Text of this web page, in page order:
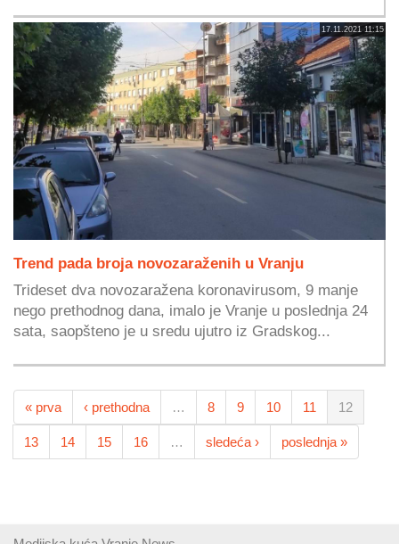
17.11.2021 11:15
Trend pada broja novozaraženih u Vranju
Trideset dva novozaražena koronavirusom, 9 manje
nego prethodnog dana, imalo je Vranje u poslednja 24
sata, saopšteno je u sredu ujutro iz Gradskog...
« prva ‹ prethodna … 8 9 10 11 12
13 14 15 16 … sledeća › poslednja »